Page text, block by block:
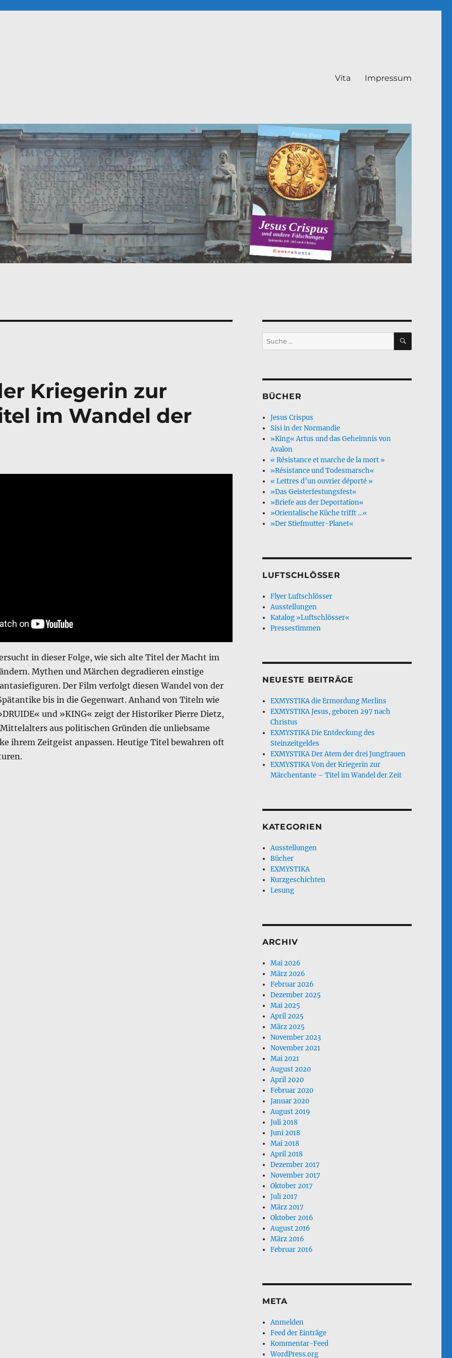
Vita Impressum
Kriegerin zur
im Wandel der
in dieser Folge, wie sich alte Titel der Macht im
Mythen und Märchen degradieren einstige
Der Film verfolgt diesen Wandel von der
bis in die Gegenwart. Anhand von Titeln wie
und »KING« zeigt der Historiker Pierre Dietz,
aus politischen Gründen die unliebsame
ihrem Zeitgeist anpassen. Heutige Titel bewahren oft
Suche
nach:
SUCHEN
BÜCHER
Jesus Crispus
Sisi in der Normandie
»King« Artus und das Geheimnis von
Avalon
« Résistance et marche de la mort »
»Résistance und Todesmarsch«
« Lettres d’un ouvrier déporté »
»Das Geisterfestungsfest«
»Briefe aus der Deportation«
»Orientalische Küche trifft …«
»Der Stiefmutter-Planet«
LUFTSCHLÖSSER
Flyer Luftschlösser
Ausstellungen
Katalog »Luftschlösser«
Pressestimmen
NEUESTE BEITRÄGE
EXMYSTIKA die Ermordung Merlins
EXMYSTIKA Jesus, geboren 297 nach
Christus
EXMYSTIKA Die Entdeckung des
Steinzeitgeldes
EXMYSTIKA Der Atem der drei Jungfrauen
EXMYSTIKA Von der Kriegerin zur
Märchentante – Titel im Wandel der Zeit
KATEGORIEN
Ausstellungen
Bücher
EXMYSTIKA
Kurzgeschichten
Lesung
ARCHIV
Mai 2026
März 2026
Februar 2026
Dezember 2025
Mai 2025
April 2025
März 2025
November 2023
November 2021
Mai 2021
August 2020
April 2020
Februar 2020
Januar 2020
August 2019
Juli 2018
Juni 2018
Mai 2018
April 2018
Dezember 2017
November 2017
Oktober 2017
Juli 2017
März 2017
Oktober 2016
August 2016
März 2016
Februar 2016
META
Anmelden
Feed der Einträge
Kommentar-Feed
WordPress.org